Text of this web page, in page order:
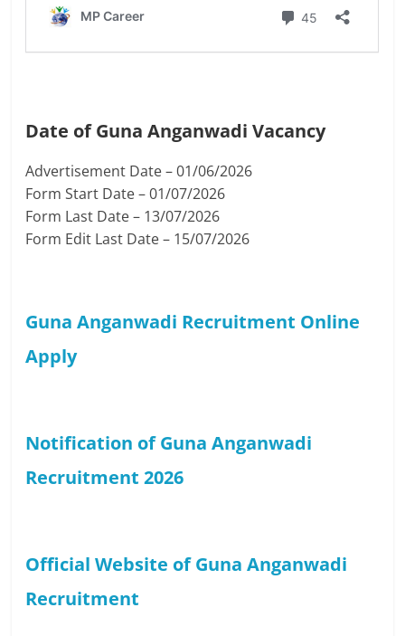
Date of Guna Anganwadi Vacancy
Advertisement Date – 01/06/2026
Form Start Date – 01/07/2026
Form Last Date – 13/07/2026
Form Edit Last Date – 15/07/2026
Guna Anganwadi Recruitment Online
Apply
Notification of Guna Anganwadi
Recruitment 2026
Official Website of Guna Anganwadi
Recruitment